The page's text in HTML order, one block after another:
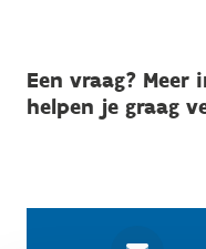
Een vraag?
helpen je graag